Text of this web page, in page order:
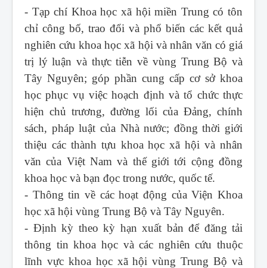
- Tạp chí Khoa học xã hội miền Trung có tôn
chỉ công bố, trao đổi và phổ biến các kết quả
nghiên cứu khoa học xã hội và nhân văn có giá
trị lý luận và thực tiễn về vùng Trung Bộ và
Tây Nguyên; góp phần cung cấp cơ sở khoa
học phục vụ việc hoạch định và tổ chức thực
hiện chủ trương, đường lối của Đảng, chính
sách, pháp luật của Nhà nước; đồng thời giới
thiệu các thành tựu khoa học xã hội và nhân
văn của Việt Nam và thế giới tới cộng đồng
khoa học và bạn đọc trong nước, quốc tế.
- Thông tin về các hoạt động của Viện Khoa
học xã hội vùng Trung Bộ và Tây Nguyên.
- Định kỳ theo kỳ hạn xuất bản để đăng tải
thông tin khoa học và các nghiên cứu thuộc
lĩnh vực khoa học xã hội vùng Trung Bộ và